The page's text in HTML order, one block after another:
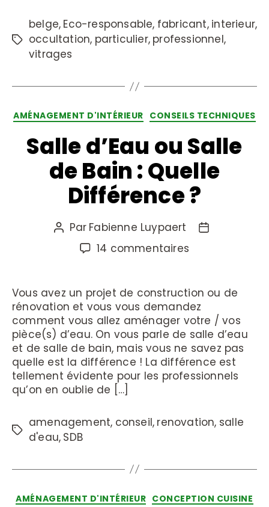
belge, Eco-responsable, fabricant, interieur,
occultation, particulier, professionnel,
vitrages
AMÉNAGEMENT D'INTÉRIEUR CONSEILS TECHNIQUES
Salle d’Eau ou Salle
de Bain : Quelle
Différence ?
Par Fabienne Luypaert
14 commentaires
Vous avez un projet de construction ou de
rénovation et vous vous demandez
comment vous allez aménager votre / vos
pièce(s) d’eau. On vous parle de salle d’eau
et de salle de bain, mais vous ne savez pas
quelle est la différence ! La différence est
tellement évidente pour les professionnels
qu’on en oublie de […]
amenagement, conseil, renovation, salle
d'eau, SDB
AMÉNAGEMENT D'INTÉRIEUR CONCEPTION CUISINE